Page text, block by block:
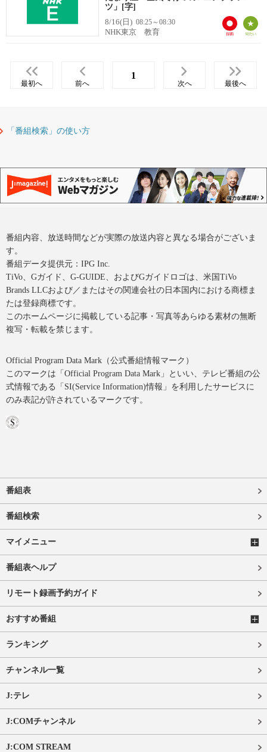
ツ」[字]
8/16(日) 08:25～08:30
NHK東京 教育
最初へ 前へ
1
次へ 最後へ
「番組検索」の使い方
番組内容、放送時間などが実際の放送内容と異なる場合がございま
す。
番組データ提供元：IPG Inc.
TiVo、Gガイド、G-GUIDE、およびGガイドロゴは、米国TiVo
Brands LLCおよび／またはその関連会社の日本国内における商標ま
たは登録商標です。
このホームページに掲載している記事・写真等あらゆる素材の無断
複写・転載を禁じます。
Official Program Data Mark（公式番組情報マーク）
このマークは「Official Program Data Mark」といい、テレビ番組の公
式情報である「SI(Service Information)情報」を利用したサービスに
のみ表記が許されているマークです。
番組表
番組検索
マイメニュー
番組表ヘルプ
リモート録画予約ガイド
おすすめ番組
ランキング
チャンネル一覧
J:テレ
J:COMチャンネル
J:COM STREAM